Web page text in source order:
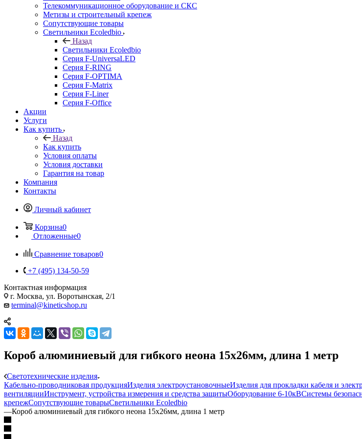
Телекоммуникационное оборудование и СКС
Метизы и строительный крепеж
Сопутствующие товары
Светильники Ecoledbio
Назад
Светильники Ecoledbio
Серия F-UniversaLED
Серия F-RING
Серия F-OPTIMA
Серия F-Matrix
Серия F-Liner
Серия F-Office
Акции
Услуги
Как купить
Назад
Как купить
Условия оплаты
Условия доставки
Гарантия на товар
Компания
Контакты
Личный кабинет
Корзина0
Отложенные0
Сравнение товаров0
+7 (495) 134-50-59
Контактная информация
г. Москва, ул. Воротынская, 2/1
terminal@kineticshop.ru
Короб алюминиевый для гибкого неона 15х26мм, длина 1 метр
Светотехнические изделия
Кабельно-проводниковая продукцияИзделия электроустановочныеИзделия для прокладки кабеля и
вентиляцииИнструмент, устройства измерения и средства защитыОборудование 6-10кВСистемы
крепежСопутствующие товарыСветильники Ecoledbio
—Короб алюминиевый для гибкого неона 15х26мм, длина 1 метр